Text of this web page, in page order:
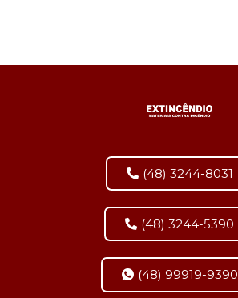
(48) 3244-8031
(48) 3244-5390
(48) 99919-9390